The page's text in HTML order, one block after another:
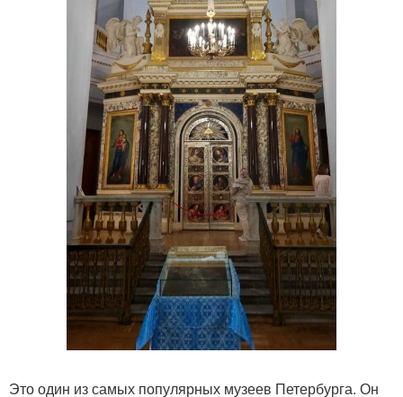
Это один из самых популярных музеев Петербурга. Он